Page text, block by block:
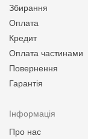
Збирання
Оплата
Кредит
Оплата частинами
Повернення
Гарантія
Інформація
Про нас